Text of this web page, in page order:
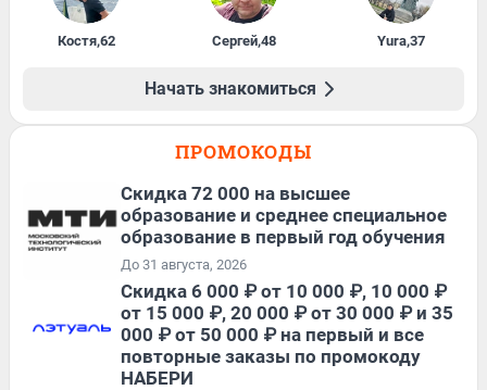
Костя,62 Сергей,48 Yura,37
Начать знакомиться
ПРОМОКОДЫ
Скидка 72 000 на высшее
образование и среднее специальное
образование в первый год обучения
До 31 августа, 2026
Скидка 6 000 ₽ от 10 000 ₽, 10 000 ₽
от 15 000 ₽, 20 000 ₽ от 30 000 ₽ и 35
000 ₽ от 50 000 ₽ на первый и все
повторные заказы по промокоду
НАБЕРИ